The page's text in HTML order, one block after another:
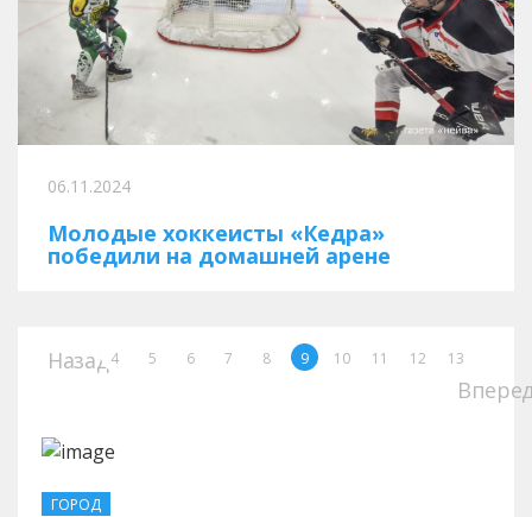
06.11.2024
Молодые хоккеисты «Кедра»
победили на домашней арене
Назад 4 5 6 7 8 9 10 11 12 13
ГОРОД